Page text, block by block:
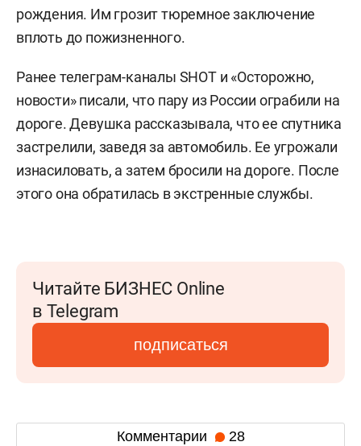
рождения. Им грозит тюремное заключение
вплоть до пожизненного.
Ранее телеграм-каналы SHOT и «Осторожно,
новости» писали, что пару из России ограбили на
дороге. Девушка рассказывала, что ее спутника
застрелили, заведя за автомобиль. Ее угрожали
изнасиловать, а затем бросили на дороге. После
этого она обратилась в экстренные службы.
Читайте БИЗНЕС Online
в Telegram
подписаться
Комментарии 28